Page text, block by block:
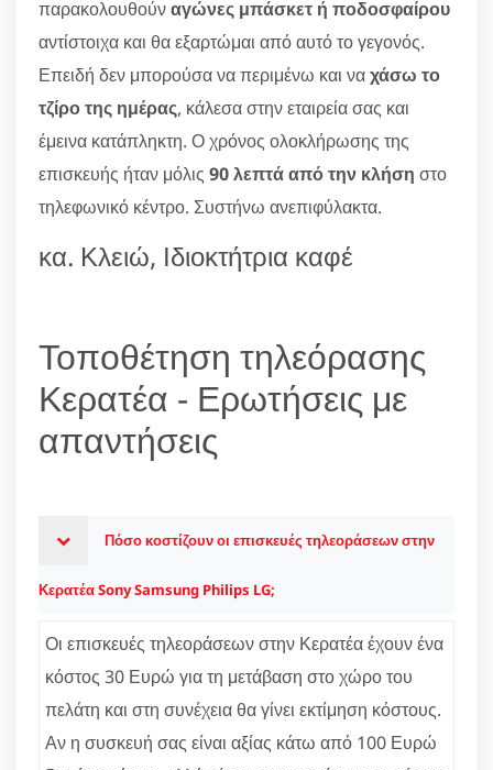
παρακολουθούναγώνες μπάσκετ ή ποδοσφαίρου
αντίστοιχα και θα εξαρτώμαι από αυτό το γεγονός.
Επειδή δεν μπορούσα να περιμένω και ναχάσω το
τζίρο της ημέρας, κάλεσα στην εταιρεία σας και
έμεινα κατάπληκτη. Ο χρόνος ολοκλήρωσης της
επισκευής ήταν μόλις 90 λεπτά από την κλήση στο
τηλεφωνικό κέντρο. Συστήνω ανεπιφύλακτα.
κα. Κλειώ, Ιδιοκτήτρια καφέ
Τοποθέτηση τηλεόρασης
Κερατέα - Ερωτήσεις με
απαντήσεις
Πόσο κοστίζουν οι επισκευές τηλεοράσεων στην
Κερατέα Sony Samsung Philips LG;
Οι επισκευές τηλεοράσεων στην Κερατέα έχουν ένα
κόστος 30 Ευρώ για τη μετάβαση στο χώρο του
πελάτη και στη συνέχεια θα γίνει εκτίμηση κόστους.
Αν η συσκευή σας είναι αξίας κάτω από 100 Ευρώ